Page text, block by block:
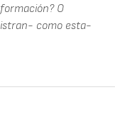
O
como esta-